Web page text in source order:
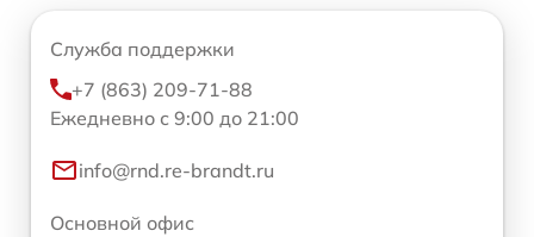
Служба поддержки
+7 (863) 209-71-88
Ежедневно с 9:00 до 21:00
info@rnd.re-brandt.ru
Основной офис